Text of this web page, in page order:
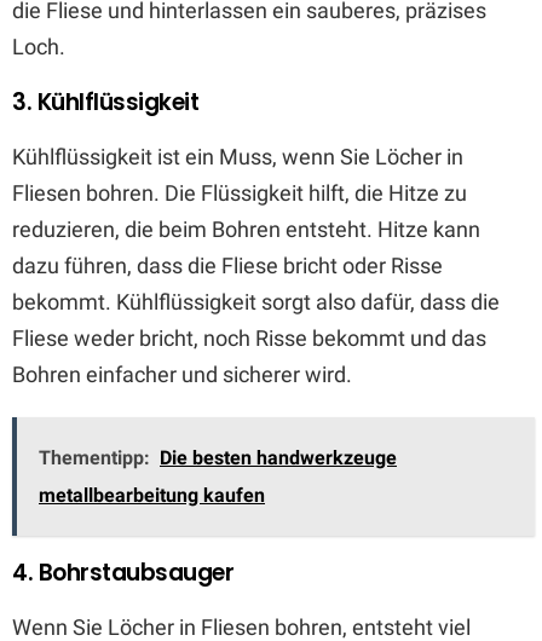
die Fliese und hinterlassen ein sauberes, präzises
Loch.
3. Kühlflüssigkeit
Kühlflüssigkeit ist ein Muss, wenn Sie Löcher in
Fliesen bohren. Die Flüssigkeit hilft, die Hitze zu
reduzieren, die beim Bohren entsteht. Hitze kann
dazu führen, dass die Fliese bricht oder Risse
bekommt. Kühlflüssigkeit sorgt also dafür, dass die
Fliese weder bricht, noch Risse bekommt und das
Bohren einfacher und sicherer wird.
Thementipp: Die besten handwerkzeuge
metallbearbeitung kaufen
4. Bohrstaubsauger
Wenn Sie Löcher in Fliesen bohren, entsteht viel